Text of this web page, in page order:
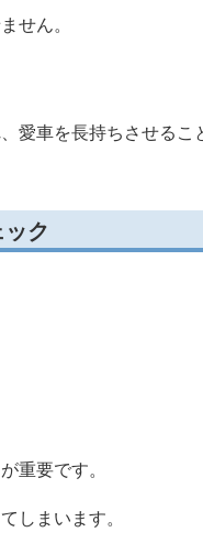
せん。
車を長持ちさせるこ
ク
重要です。
しまいます。